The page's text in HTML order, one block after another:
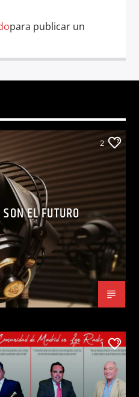
para publicar un
2
EL FUTURO
1